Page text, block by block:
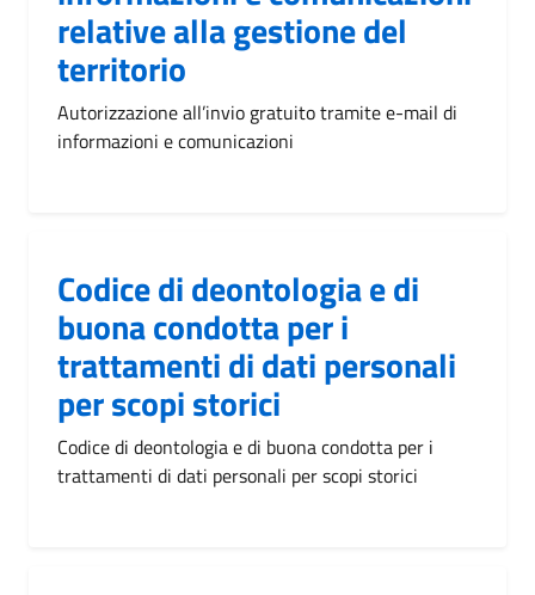
relative alla gestione del
territorio
Autorizzazione all’invio gratuito tramite e-mail di
informazioni e comunicazioni
Codice di deontologia e di
buona condotta per i
trattamenti di dati personali
per scopi storici
Codice di deontologia e di buona condotta per i
trattamenti di dati personali per scopi storici